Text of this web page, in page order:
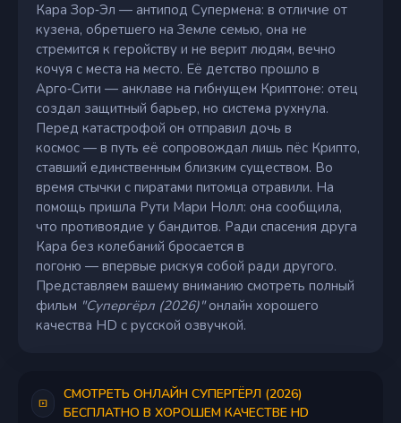
Кара Зор‑Эл — антипод Супермена: в отличие от
кузена, обретшего на Земле семью, она не
стремится к геройству и не верит людям, вечно
кочуя с места на место. Её детство прошло в
Арго‑Сити — анклаве на гибнущем Криптоне: отец
создал защитный барьер, но система рухнула.
Перед катастрофой он отправил дочь в
космос — в путь её сопровождал лишь пёс Крипто,
ставший единственным близким существом. Во
время стычки с пиратами питомца отравили. На
помощь пришла Рути Мари Нолл: она сообщила,
что противоядие у бандитов. Ради спасения друга
Кара без колебаний бросается в
погоню — впервые рискуя собой ради другого.
Представляем вашему вниманию смотреть полный
фильм "Супергёрл (2026)"онлайн хорошего
качества HD с русской озвучкой.
СМОТРЕТЬ ОНЛАЙН СУПЕРГЁРЛ (2026)
БЕСПЛАТНО В ХОРОШЕМ КАЧЕСТВЕ HD